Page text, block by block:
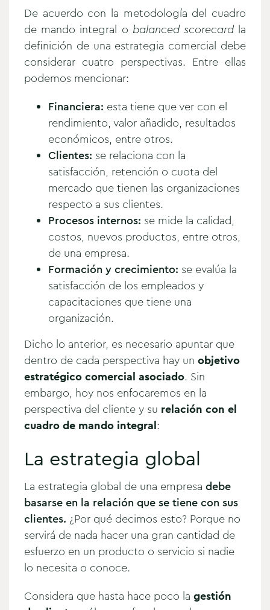
De acuerdo con la metodología del cuadro
de mando integral o balanced scorecard la
definición de una estrategia comercial debe
considerar cuatro perspectivas. Entre ellas
podemos mencionar:
Financiera: esta tiene que ver con el
rendimiento, valor añadido, resultados
económicos, entre otros.
Clientes: se relaciona con la
satisfacción, retención o cuota del
mercado que tienen las organizaciones
respecto a sus clientes.
Procesos internos: se mide la calidad,
costos, nuevos productos, entre otros,
de una empresa.
Formación y crecimiento: se evalúa la
satisfacción de los empleados y
capacitaciones que tiene una
organización.
Dicho lo anterior, es necesario apuntar que
dentro de cada perspectiva hay un objetivo
estratégico comercial asociado. Sin
embargo, hoy nos enfocaremos en la
perspectiva del cliente y su relación con el
cuadro de mando integral:
La estrategia global
La estrategia global de una empresa debe
basarse en la relación que se tiene con sus
clientes. ¿Por qué decimos esto? Porque no
servirá de nada hacer una gran cantidad de
esfuerzo en un producto o servicio si nadie
lo necesita o conoce.
Considera que hasta hace poco la gestión